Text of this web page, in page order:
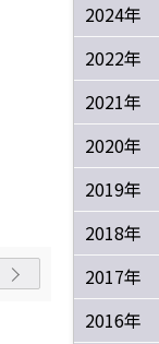
2024年
2022年
2021年
2020年
2019年
2018年
2017年
2016年